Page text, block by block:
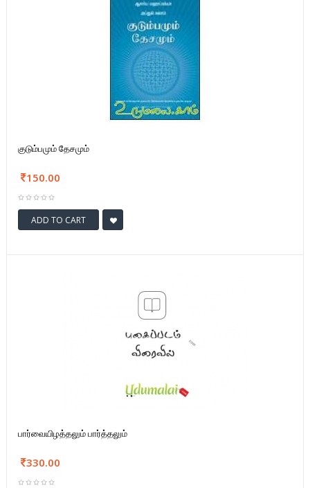
குடும்பமும் தேசமும்
150.00
ADD TO CART
பார்வையிழத்தலும் பார்த்தலும்
330.00